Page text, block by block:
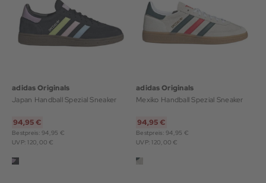
adidas Originals
Japan Handball Spezial Sneaker
94,95 €
Bestpreis: 94,95 €
UVP: 120,00 €
adidas Originals
Mexiko Handball Spezial Sneaker
94,95 €
Bestpreis: 94,95 €
UVP: 120,00 €